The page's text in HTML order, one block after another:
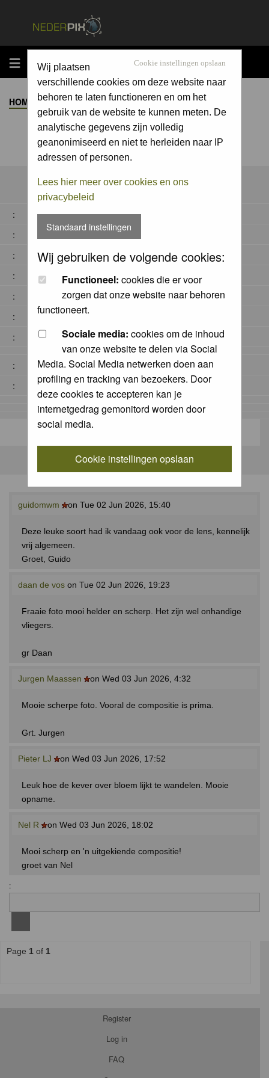
MENU Cookie instellingen opslaan
Wij plaatsen
verschillende cookies om deze website naar
behoren te laten functioneren en om het
gebruik van de website te kunnen meten. De
analytische gegevens zijn volledig
geanonimiseerd en niet te herleiden naar IP
adressen of personen.
Lees hier meer over cookies en ons
privacybeleid
Standaard instellingen
Wij gebruiken de volgende cookies:
Functioneel: cookies die er voor
zorgen dat onze website naar behoren
functioneert.
Sociale media: cookies om de inhoud
van onze website te delen via Social
Media. Social Media netwerken doen aan
profiling en tracking van bezoekers. Door
deze cookies te accepteren kan je
internetgedrag gemonitord worden door
social media.
Cookie instellingen opslaan
HOME >ALBUM >
:
:
:
:
:
:
:
:
:
guidomwm on Tue 02 Jun 2026, 15:40
Deze leuke soort had ik vandaag ook voor de lens, kennelijk
vrij algemeen.
Groet, Guido
daan de vos on Tue 02 Jun 2026, 19:23
Fraaie foto mooi helder en scherp. Het zijn wel onhandige
vliegers.
gr Daan
Jurgen Maassen on Wed 03 Jun 2026, 4:32
Mooie scherpe foto. Vooral de compositie is prima.
Grt. Jurgen
Pieter LJ on Wed 03 Jun 2026, 17:52
Leuk hoe de kever over bloem lijkt te wandelen. Mooie
opname.
Nel R on Wed 03 Jun 2026, 18:02
Mooi scherp en 'n uitgekiende compositie!
groet van Nel
:
Page 1 of 1
Register
Log in
FAQ